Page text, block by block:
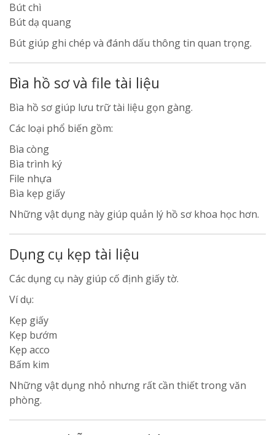
Bút chì
Bút dạ quang
Bút giúp ghi chép và đánh dấu thông tin quan trọng.
Bìa hồ sơ và file tài liệu
Bìa hồ sơ giúp lưu trữ tài liệu gọn gàng.
Các loại phổ biến gồm:
Bìa còng
Bìa trình ký
File nhựa
Bìa kẹp giấy
Những vật dụng này giúp quản lý hồ sơ khoa học hơn.
Dụng cụ kẹp tài liệu
Các dụng cụ này giúp cố định giấy tờ.
Ví dụ:
Kẹp giấy
Kẹp bướm
Kẹp acco
Bấm kim
Những vật dụng nhỏ nhưng rất cần thiết trong văn
phòng.